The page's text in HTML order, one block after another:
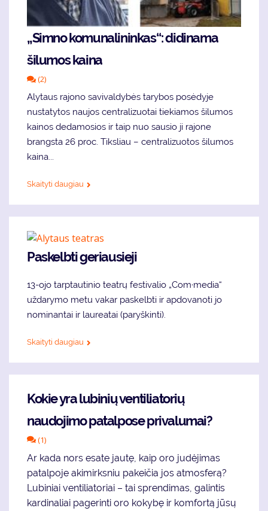
„Simno komunalininkas“: didinama
šilumos kaina
(2)
Alytaus rajono savivaldybės tarybos posėdyje
nustatytos naujos centralizuotai tiekiamos šilumos
kainos dedamosios ir taip nuo sausio ji rajone
brangsta 26 proc. Tiksliau – centralizuotos šilumos
kaina...
Skaityti daugiau
Paskelbti geriausieji
13-ojo tarptautinio teatrų festivalio „Com·media“
uždarymo metu vakar paskelbti ir apdovanoti jo
nominantai ir laureatai (paryškinti).
Skaityti daugiau
Kokie yra lubinių ventiliatorių
naudojimo patalpose privalumai?
(1)
Ar kada nors esate jautę, kaip oro judėjimas
patalpoje akimirksniu pakeičia jos atmosferą?
Lubiniai ventiliatoriai – tai sprendimas, galintis
kardinaliai pagerinti oro kokybę ir komfortą jūsų